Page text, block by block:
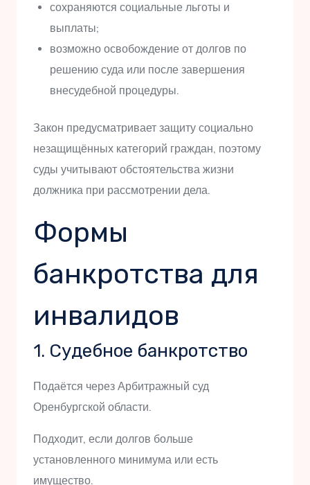
сохраняются социальные льготы и
выплаты;
возможно освобождение от долгов по
решению суда или после завершения
внесудебной процедуры.
Закон предусматривает защиту социально
незащищённых категорий граждан, поэтому
суды учитывают обстоятельства жизни
должника при рассмотрении дела.
Формы
банкротства для
инвалидов
1. Судебное банкротство
Подаётся через Арбитражный суд
Оренбургской области.
Подходит, если долгов больше
установленного минимума или есть
имущество.